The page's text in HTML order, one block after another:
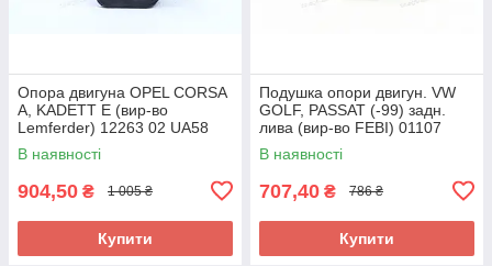
Опора двигуна OPEL CORSA
A, KADETT E (вир-во
Lemferder) 12263 02 UA58
В наявності
904,50 ₴ 1 005 ₴
Купити
Подушка опори двигун. VW
GOLF, PASSAT (-99) задн.
лива (вир-во FEBI) 01107
UA58
В наявності
707,40 ₴ 786 ₴
Купити